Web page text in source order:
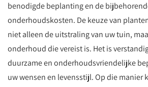
benodigde beplanting en de
onderhoudskosten. De keuze van
niet alleen de uitstraling van uw tuin,
onderhoud die vereist is. Het is
duurzame en onderhoudsvriendelijke
uw wensen en levensstijl. Op die manier